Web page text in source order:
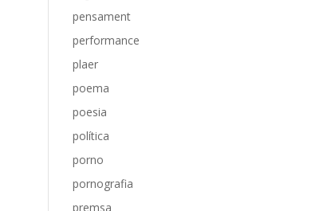
pensament
performance
plaer
poema
poesia
política
porno
pornografia
premsa